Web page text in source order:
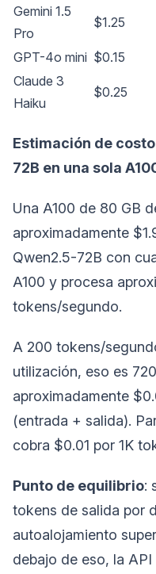
Gemini 1.5
Pro
$1.25
GPT-4o mini $0.15
Claude 3
Haiku
$0.25
Estimación de
72B en una sola
Una A100 de 80 GB
aproximadamente
Qwen2.5-72B con
A100 y procesa
tokens/segundo.
A 200 tokens/
utilización, eso es
aproximadamente
(entrada + salida).
cobra $0.01 por 1K
Punto de equilibrio:
tokens de salida por
autoalojamiento
debajo de eso, la